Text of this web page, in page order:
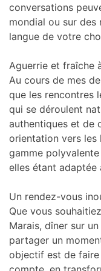
conversations
mondial ou sur des
langue de votre
Aguerrie et fraîche
Au cours de mes
que les rencontres
qui se déroulent
authentiques et de
orientation vers les
gamme polyvalente
elles étant adaptée
Un rendez-vous
Que vous
Marais, dîner sur
partager un
objectif est de